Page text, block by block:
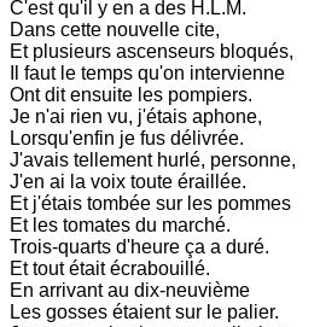
C'est qu'il y en a des H.L.M.
Dans cette nouvelle cite,
Et plusieurs ascenseurs bloqués,
Il faut le temps qu'on intervienne
Ont dit ensuite les pompiers.
Je n'ai rien vu, j'étais aphone,
Lorsqu'enfin je fus délivrée.
J'avais tellement hurlé, personne,
J'en ai la voix toute éraillée.
Et j'étais tombée sur les pommes
Et les tomates du marché.
Trois-quarts d'heure ça a duré.
Et tout était écrabouillé.
En arrivant au dix-neuvième
Les gosses étaient sur le palier.